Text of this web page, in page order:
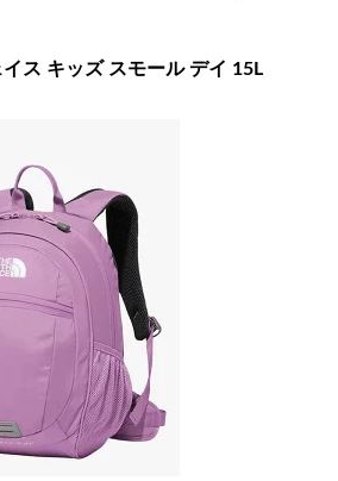
ス キッズ スモール デイ 15L